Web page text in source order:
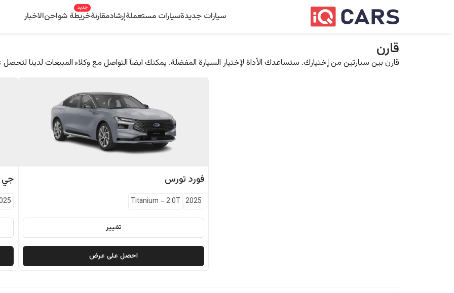
سيارات جديدةسيارات مستعملةإرشادمقارنةخريطة شواحن
جديد
الاخبار
قارن
قارن بين سيارتين من إختيارك. ستساعدك الأداة لإختيار السيارة المفضلة. يمكنك ايضآ التواصل مع وكلاء المبيعات لدينا
فورد تورس
2025
Titanium - 2.0T
تغيير
احصل على عرض